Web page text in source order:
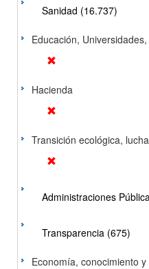
Sanidad (16.737)
Educación,
Hacienda
Transición ecológica,
Administraciones
Transparencia (675)
Economía, conocimiento y